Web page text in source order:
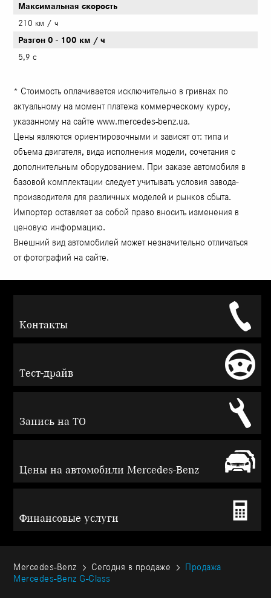
Максимальная скорость
210 км / ч
Разгон 0 - 100 км / ч
5,9 с
* Стоимость оплачивается исключительно в гривнах по
актуальному на момент платежа коммерческому курсу,
указанному на сайте www.mercedes-benz.ua.
Цены являются ориентировочными и зависят от: типа и
объема двигателя, вида исполнения модели, сочетания с
дополнительным оборудованием. При заказе автомобиля в
базовой комплектации следует учитывать условия завода-
производителя для различных моделей и рынков сбыта.
Импортер оставляет за собой право вносить изменения в
ценовую информацию.
Внешний вид автомобилей может незначительно отличаться
от фотографий на сайте.
Контакты
Тест-драйв
Запись на ТО
Цены на автомобили Mercedes-Benz
Финансовые услуги
Mercedes-Benz Сегодня в продаже
Продажа
Mercedes-Benz G-Class